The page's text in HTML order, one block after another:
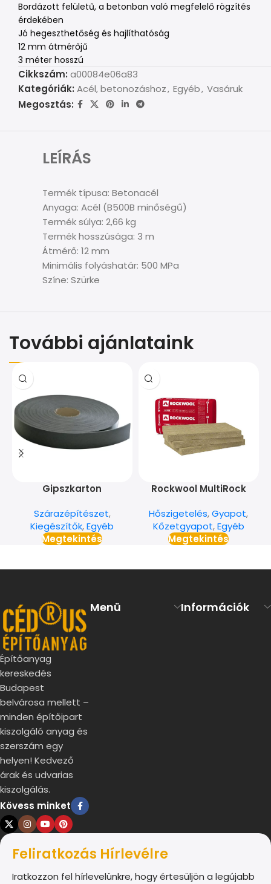
Bordázott felületű, a betonban való megfelelő rögzítés
érdekében
Jó hegeszthetőség és hajlíthatóság
12 mm átmérőjű
3 méter hosszú
Cikkszám: a00084e06a83
Kategóriák: Acél, betonozáshoz, Egyéb, Vasáruk
Megosztás:
LEÍRÁS
Termék típusa: Betonacél
Anyaga: Acél (B500B minőségű)
Termék súlya: 2,66 kg
Termék hosszúsága: 3 m
Átmérő: 12 mm
Minimális folyáshatár: 500 MPa
Színe: Szürke
További ajánlataink
Gipszkarton
50 mm*30 m
Szárazépítészet,
Kiegészítők,Egyéb
Megtekintés
Rockwool MultiRock
Hőszigetelés,Gyapot,
Kőzetgyapot,Egyéb
Megtekintés
Építőanyag
kereskedés
Budapest
belvárosa mellett –
minden építőipart
kiszolgáló anyag és
szerszám egy
helyen! Kedvező
árak és udvarias
kiszolgálás.
Kövess minket
Menü Információk
Feliratkozás Hírlevélre
Iratkozzon fel hírlevelünkre, hogy értesüljön a legújabb